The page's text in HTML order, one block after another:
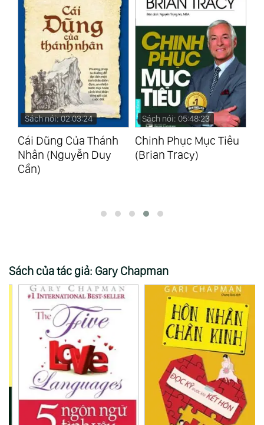
Sách nói: 02:03:24
Cái Dũng Của Thánh
Nhân (Nguyễn Duy
Cần)
Sách nói: 05:48:23
Chinh Phục Mục Tiêu
(Brian Tracy)
Sách của tác giả: Gary Chapman